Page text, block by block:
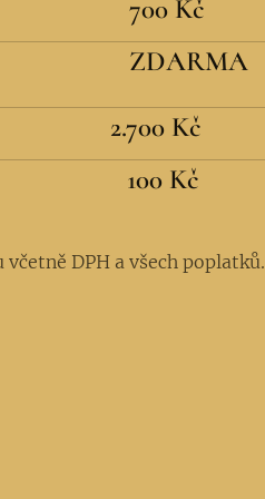
700 Kč
ZDARMA
2.700 Kč
100 Kč
včetně DPH a všech poplatků.